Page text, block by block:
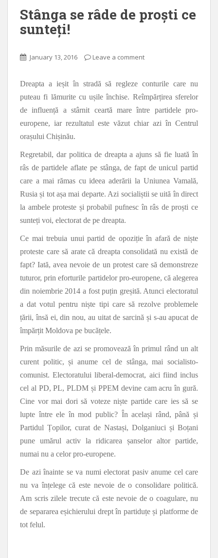
Stânga se râde de proști ce
sunteți!
January 13, 2016 Leave a comment
Dreapta a ieșit în stradă să regleze conturile care nu
puteau fi lămurite cu ușile închise. Reîmpărțirea sferelor
de influență a stârnit ceartă mare între partidele pro-
europene, iar rezultatul este văzut chiar azi în Centrul
orașului Chișinău.
Regretabil, dar politica de dreapta a ajuns să fie luată în
râs de partidele aflate pe stânga, de fapt de unicul partid
care a mai rămas cu ideea aderării la Uniunea Vamală,
Rusia și tot așa mai departe. Azi socialiștii se uită în direct
la ambele proteste și probabil pufnesc în râs de proști ce
sunteți voi, electorat de pe dreapta.
Ce mai trebuia unui partid de opoziție în afară de niște
proteste care să arate că dreapta consolidată nu există de
fapt? Iată, avea nevoie de un protest care să demonstreze
tuturor, prin eforturile partidelor pro-europene, că alegerea
din noiembrie 2014 a fost puțin greșită. Atunci electoratul
a dat votul pentru niște tipi care să rezolve problemele
țării, însă ei, din nou, au uitat de sarcină și s-au apucat de
împărțit Moldova pe bucățele.
Prin măsurile de azi se promovează în primul rând un alt
curent politic, și anume cel de stânga, mai socialisto-
comunist. Electoratului liberal-democrat, aici fiind inclus
cel al PD, PL, PLDM și PPEM devine cam acru în gură.
Cine vor mai dori să voteze niște partide care ies să se
lupte între ele în mod public? În același rând, până și
Partidul Țopilor, curat de Nastași, Dolganiuci și Boțani
pune umărul activ la ridicarea șanselor altor partide,
numai nu a celor pro-europene.
De azi înainte se va numi electorat pasiv anume cel care
nu va înțelege că este nevoie de o consolidare politică.
Am scris zilele trecute că este nevoie de o coagulare, nu
de separarea eșichierului drept în partiduțe și platforme de
tot felul.